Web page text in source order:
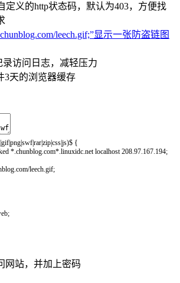
定义的http状态码，默认为403，方便找
leech.gif;”显示一张防盗链图
录访问日志，减轻压力
3天的浏览器缓存
|gif|png|swf|rar|zip|css|js)$ {
* chunblog com* linuxidc net localhost 208.97.167.194;
leech.gif;
;
网站，并加上密码